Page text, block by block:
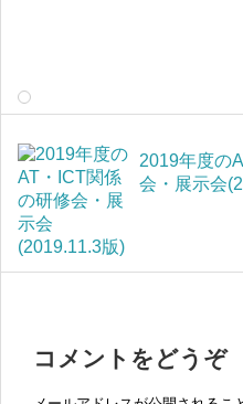
2019年度の
会・展示会
コメントをどうぞ